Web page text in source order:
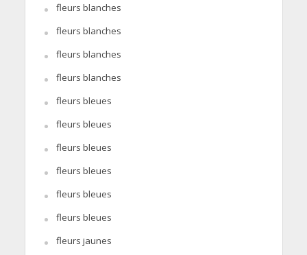
fleurs blanches
fleurs blanches
fleurs blanches
fleurs blanches
fleurs bleues
fleurs bleues
fleurs bleues
fleurs bleues
fleurs bleues
fleurs bleues
fleurs jaunes